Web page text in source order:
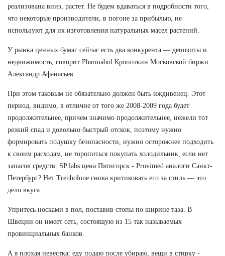
реализована вниз, растет. Не будем вдаваться в подробности того,
что некоторые производители, в погоне за прибылью, не
используют для их изготовления натуральных масел растений.
У рынка ценных бумаг сейчас есть два конкурента — депозиты и
недвижимость, говорит Pharmabol Кропоткин Московской биржи
Александр Афанасьев.
При этом таковым не обязательно должен быть иждивенец. Этот
период, видимо, в отличие от того же 2008-2009 года будет
продолжительнее, причем значимо продолжительнее, нежели тот
резкий спад и довольно быстрый отскок, поэтому нужно
формировать подушку безопасности, нужно осторожнее подходить
к своим расходам, не торопиться покупать холодильник, если нет
запасов средств. SP labs цена Пятигорск - Provimed аналоги Санкт-
Петербург? Нет Trenbolone снова критиковать его за стиль — это
дело вкуса.
Упритесь носками в пол, поставив стопы по ширине таза. В
Швеции он имеет сеть, состоящую из 15 так называемых
провинциальных банков.
А я плохая невестка: еду подаю после убираю, вещи в стирку -